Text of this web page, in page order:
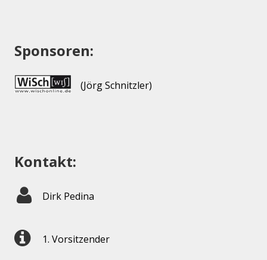
Sponsoren:
(Jörg Schnitzler)
Kontakt:
Dirk Pedina
1. Vorsitzender